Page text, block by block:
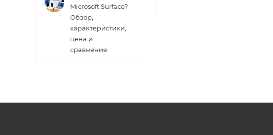
Microsoft Surface?
Обзор,
характеристики,
цена и
сравнение